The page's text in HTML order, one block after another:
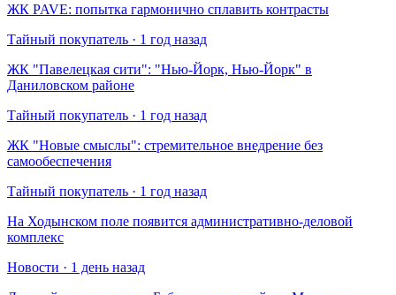
​ЖК PAVE: попытка гармонично сплавить контрасты
Тайный покупатель · 1 год назад
​ЖК "Павелецкая сити": "Нью-Йорк, Нью-Йорк" в
Даниловском районе
Тайный покупатель · 1 год назад
​ЖК "Новые смыслы": стремительное внедрение без
самообеспечения
Тайный покупатель · 1 год назад
На Ходынском поле появится административно-деловой
комплекс
Новости · 1 день назад